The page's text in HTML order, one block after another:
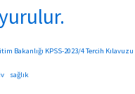
Bakanlığı KPSS-2023/4 Tercih Kılavuzu
sağlık